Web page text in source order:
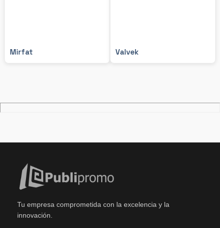
Mirfat Valvek
Tu empresa comprometida con la excelencia y la
innovación.